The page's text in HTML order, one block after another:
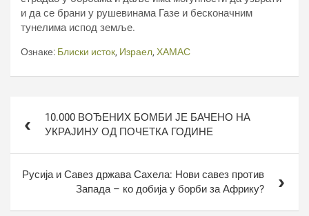
и да се брани у рушевинама Газе и бесконачним
тунелима испод земље.
Ознаке: Блиски исток, Израел, ХАМАС
чланка10.000 ВОЂЕНИХ БОМБИ ЈЕ БАЧЕНО НА
УКРАЈИНУ ОД ПОЧЕТКА ГОДИНЕ
Русија и Савез држава Сахела: Нови савез против
Запада – ко добија у борби за Африку?